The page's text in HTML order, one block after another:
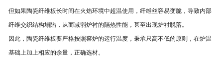
但如果陶瓷纤维板长时间在火焰环境中超温使用，纤维丝容易变脆，导致内部
纤维交织结构塌陷，从而减弱炉衬的隔热性能，甚至出现炉衬脱落。
因此，陶瓷纤维板要严格按照窑炉的运行温度，秉承只高不低的原则，在炉温
基础上加上相应的余量，正确选材。